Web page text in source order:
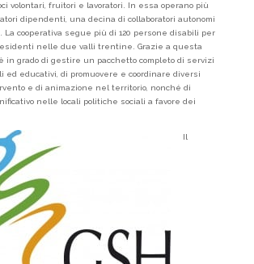
volontari, fruitori e lavoratori. In essa operano più
dipendenti, una decina di collaboratori autonomi
La cooperativa segue più di 120 persone disabili per
nelle due valli trentine. Grazie a questa
in grado di gestire un pacchetto completo di servizi
ed educativi, di promuovere e coordinare diversi
e di animazione nel territorio, nonché di
nelle locali politiche sociali a favore dei
Il